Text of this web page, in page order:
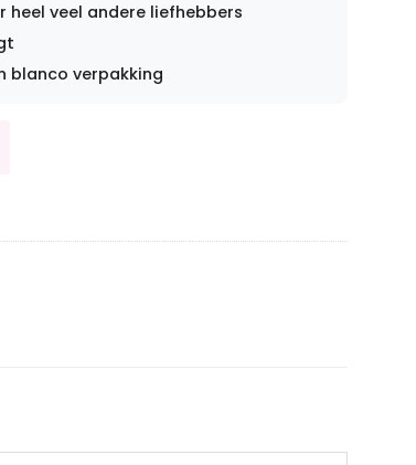
veel andere liefhebbers
blanco verpakking